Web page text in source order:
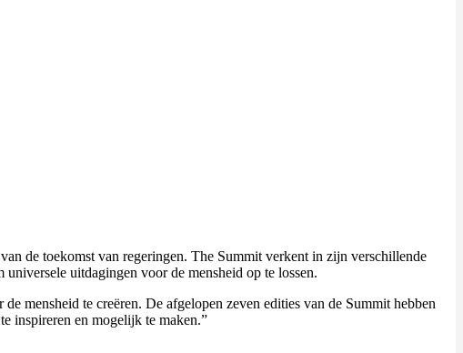
de toekomst van regeringen. The Summit verkent in zijn verschillende
uitdagingen voor de mensheid op te lossen.
mensheid te creëren. De afgelopen zeven edities van de Summit hebben
inspireren en mogelijk te maken.”